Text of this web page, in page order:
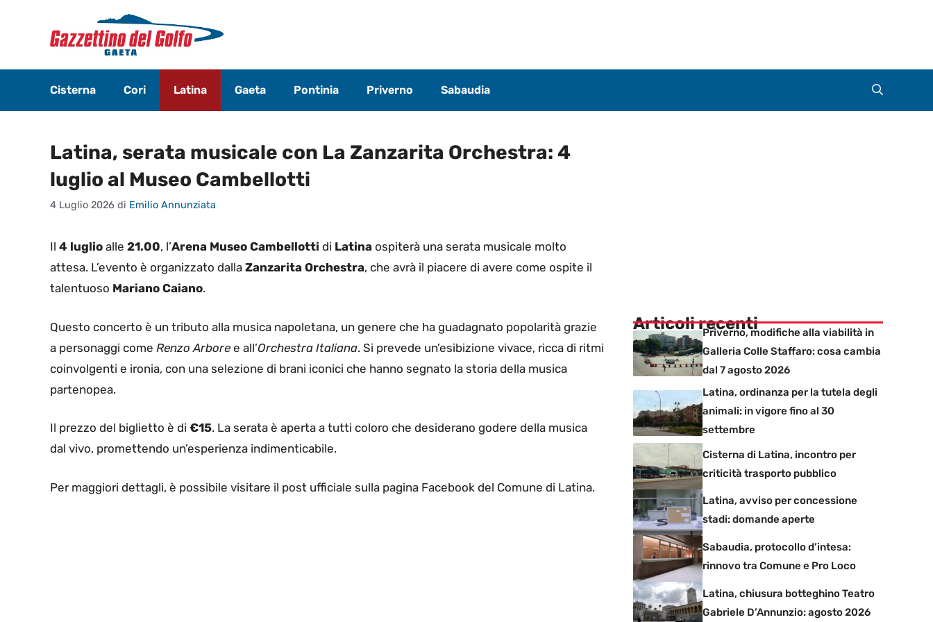
contenuto
Cisterna Cori Latina Gaeta Pontinia Priverno Sabaudia
Latina, serata musicale con La Zanzarita Orchestra: 4
luglio al Museo Cambellotti
4 Luglio 2026 di Emilio Annunziata
Il 4 luglio alle 21.00, l’Arena Museo Cambellotti di Latina ospiterà una serata musicale molto
attesa. L’evento è organizzato dalla Zanzarita Orchestra, che avrà il piacere di avere come ospite il
talentuoso Mariano Caiano.
Questo concerto è un tributo alla musica napoletana, un genere che ha guadagnato popolarità grazie
a personaggi come Renzo Arbore e all’Orchestra Italiana. Si prevede un’esibizione vivace, ricca di ritmi
coinvolgenti e ironia, con una selezione di brani iconici che hanno segnato la storia della musica
partenopea.
Il prezzo del biglietto è di €15. La serata è aperta a tutti coloro che desiderano godere della musica
dal vivo, promettendo un’esperienza indimenticabile.
Per maggiori dettagli, è possibile visitare il post ufficiale sulla pagina Facebook del Comune di Latina.
Articoli recentiPriverno, modifiche alla viabilità in
Galleria Colle Staffaro: cosa cambia
dal 7 agosto 2026
Latina, ordinanza per la tutela degli
animali: in vigore fino al 30
settembre
Cisterna di Latina, incontro per
criticità trasporto pubblico
Latina, avviso per concessione
stadi: domande aperte
Sabaudia, protocollo d’intesa:
rinnovo tra Comune e Pro Loco
Latina, chiusura botteghino Teatro
Gabriele D’Annunzio: agosto 2026